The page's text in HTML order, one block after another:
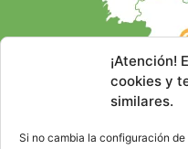
¡Atención!
cookies y
similares.
Si no cambia la configuración